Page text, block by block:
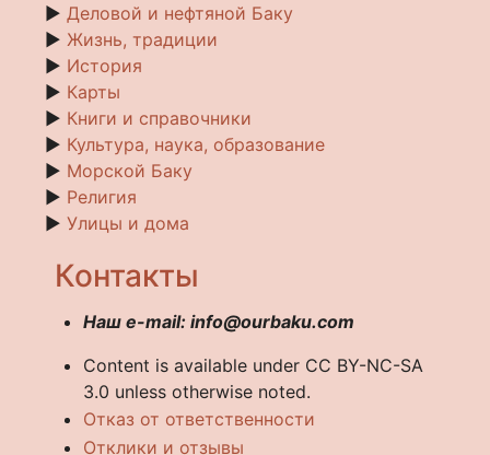
► Деловой и нефтяной Баку
► Жизнь, традиции
► История
► Карты
► Книги и справочники
► Культура, наука, образование
► Морской Баку
► Религия
► Улицы и дома
Контакты
Наш e-mail: info@ourbaku.com
Content is available under CC BY-NC-SA
3.0 unless otherwise noted.
Отказ от ответственности
Отклики и отзывы